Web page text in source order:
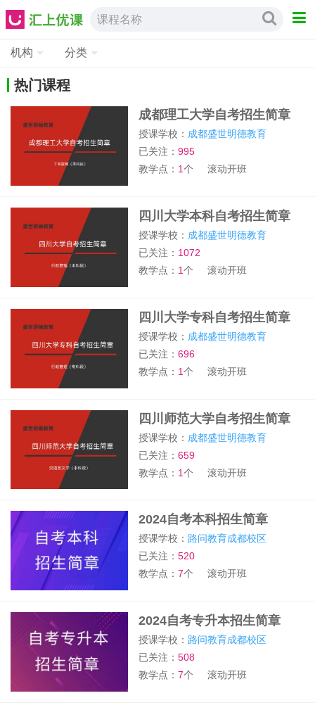
课程名称
机构 分类
热门课程
成都理工大学自考招生简章
授课学校： 成都盛世明德教育
已关注：995
教学点： 1个 滚动开班
四川大学本科自考招生简章
授课学校： 成都盛世明德教育
已关注： 1072
教学点： 1个 滚动开班
四川大学专科自考招生简章
授课学校： 成都盛世明德教育
已关注：696
教学点： 1个 滚动开班
四川师范大学自考招生简章
授课学校： 成都盛世明德教育
已关注：659
教学点： 1个 滚动开班
2024自考本科招生简章
授课学校： 路问教育成都校区
已关注：520
教学点：7个 滚动开班
2024自考专升本招生简章
授课学校： 路问教育成都校区
已关注：508
教学点：7个 滚动开班